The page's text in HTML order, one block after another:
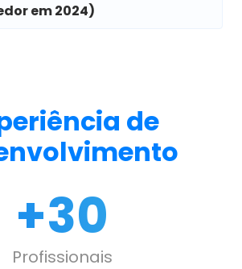
em 2024)
de
30
+
Profissionais